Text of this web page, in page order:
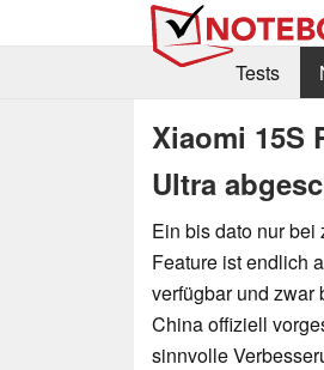
Tests
Xiaomi 15S
Ultra
Ein bis dato nur
Feature ist endlich
verfügbar und zwar
China offiziell
sinnvolle